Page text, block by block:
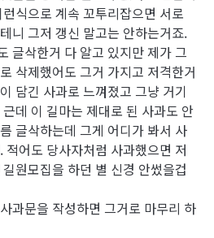
식으로 계속 꼬투리잡으면 서로
니 그저 갱신 말고는 안하는거죠.
글삭한거 다 알고 있지만 제가 그
삭제했어도 그거 가지고 저격한거
담긴 사과로 느껴졌고 그냥 거기
데 이 길마는 제대로 된 사과도 안
글삭하는데 그게 어디가 봐서 사
어도 당사자처럼 사과했으면 저
원모집을 하던 별 신경 안썼을겁
과문을 작성하면 그거로 마무리 하